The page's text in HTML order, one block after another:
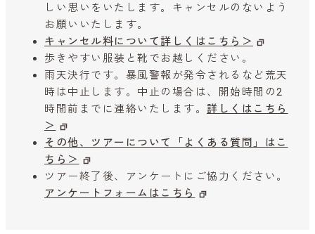
しい思いをいたします。キャンセルのないよう
お願いいたします。
キャンセル料について詳しくはこちら＞
歩きやすい服装と靴でお越しください。
雨天決行です。暴風警報が発令されるなど荒天
時は中止します。中止の場合は、開始時間の2
時間前までに連絡いたします。 詳しくはこちら
＞
その他、ツアーについて「よくある質問」はこ
ちら＞
ツアー終了後、アンケートにご協力ください。
アンケートフォームはこちら